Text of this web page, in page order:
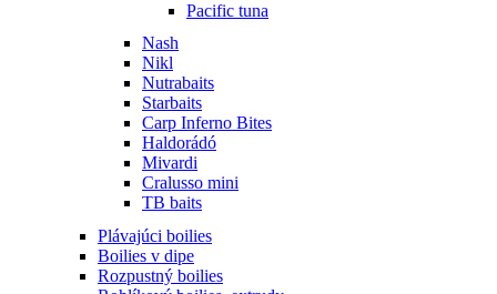
Pacific tuna
Nash
Nikl
Nutrabaits
Starbaits
Carp Inferno Bites
Haldorádó
Mivardi
Cralusso mini
TB baits
Plávajúci boilies
Boilies v dipe
Rozpustný boilies